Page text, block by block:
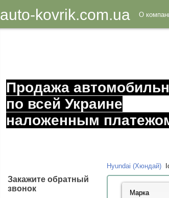
auto-kovrik.com.ua О
Продажа
по всей Украине
наложенным
Закажите обратный
звонок
Hyundai (Хюндай)